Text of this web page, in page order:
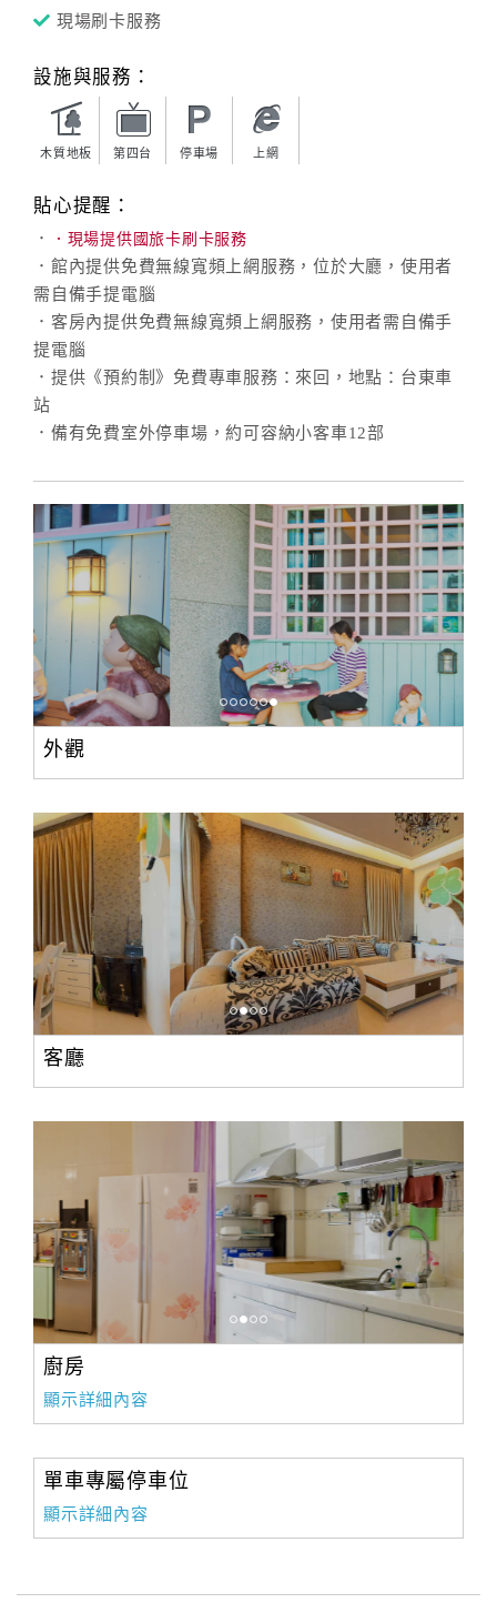
現場刷卡服務
設施與服務：
木質地板 第四台 停車場 上網
貼心提醒：
． ．現場提供國旅卡刷卡服務
．館內提供免費無線寬頻上網服務，位於大廳，使用者
需自備手提電腦
．客房內提供免費無線寬頻上網服務，使用者需自備手
提電腦
．提供《預約制》免費專車服務：來回，地點：台東車
站
．備有免費室外停車場，約可容納小客車12部
外觀
客廳
廚房
顯示詳細內容
單車專屬停車位
顯示詳細內容